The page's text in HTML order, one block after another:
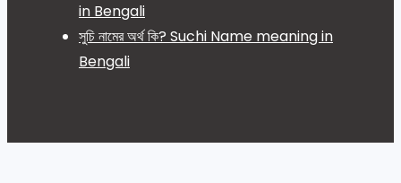
in Bengali
সুচি নামের অর্থ কি? Suchi Name meaning in
Bengali